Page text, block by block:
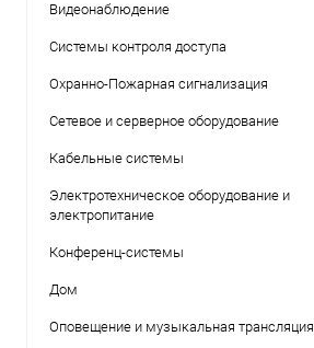
Видеонаблюдение
Системы контроля доступа
Охранно-Пожарная сигнализация
Сетевое и серверное оборудование
Кабельные системы
Электротехническое оборудование и
электропитание
Конференц-системы
Дом
Оповещение и музыкальная трансляция